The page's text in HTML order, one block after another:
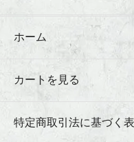
ホーム
カートを見る
特定商取引法に基づく